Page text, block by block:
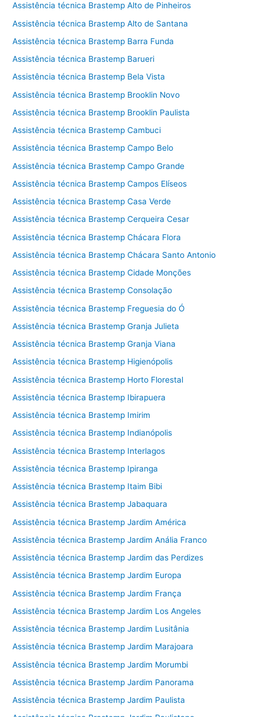
Assistência técnica Brastemp Alto de Pinheiros
Assistência técnica Brastemp Alto de Santana
Assistência técnica Brastemp Barra Funda
Assistência técnica Brastemp Barueri
Assistência técnica Brastemp Bela Vista
Assistência técnica Brastemp Brooklin Novo
Assistência técnica Brastemp Brooklin Paulista
Assistência técnica Brastemp Cambuci
Assistência técnica Brastemp Campo Belo
Assistência técnica Brastemp Campo Grande
Assistência técnica Brastemp Campos Elíseos
Assistência técnica Brastemp Casa Verde
Assistência técnica Brastemp Cerqueira Cesar
Assistência técnica Brastemp Chácara Flora
Assistência técnica Brastemp Chácara Santo Antonio
Assistência técnica Brastemp Cidade Monções
Assistência técnica Brastemp Consolação
Assistência técnica Brastemp Freguesia do Ó
Assistência técnica Brastemp Granja Julieta
Assistência técnica Brastemp Granja Viana
Assistência técnica Brastemp Higienópolis
Assistência técnica Brastemp Horto Florestal
Assistência técnica Brastemp Ibirapuera
Assistência técnica Brastemp Imirim
Assistência técnica Brastemp Indianópolis
Assistência técnica Brastemp Interlagos
Assistência técnica Brastemp Ipiranga
Assistência técnica Brastemp Itaim Bibi
Assistência técnica Brastemp Jabaquara
Assistência técnica Brastemp Jardim América
Assistência técnica Brastemp Jardim Anália Franco
Assistência técnica Brastemp Jardim das Perdizes
Assistência técnica Brastemp Jardim Europa
Assistência técnica Brastemp Jardim França
Assistência técnica Brastemp Jardim Los Angeles
Assistência técnica Brastemp Jardim Lusitânia
Assistência técnica Brastemp Jardim Marajoara
Assistência técnica Brastemp Jardim Morumbi
Assistência técnica Brastemp Jardim Panorama
Assistência técnica Brastemp Jardim Paulista